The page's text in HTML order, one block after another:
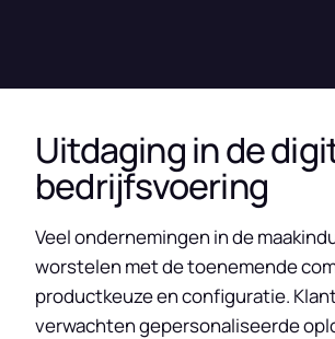
Uitdaging in de
bedrijfsvoering
Veel ondernemingen in de
worstelen met de toenemende
productkeuze en configuratie.
verwachten gepersonaliseerde